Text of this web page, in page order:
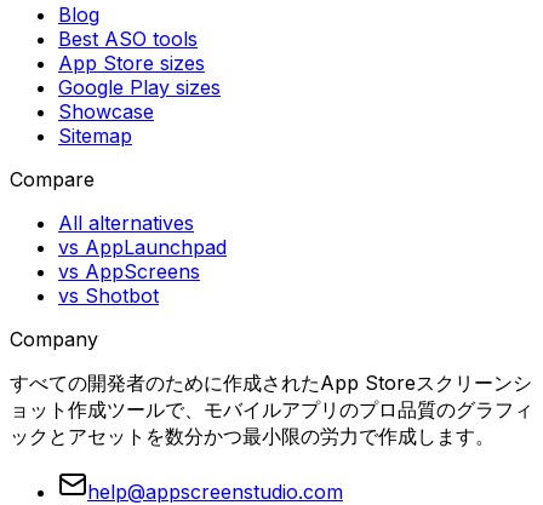
Blog
Best ASO tools
App Store sizes
Google Play sizes
Showcase
Sitemap
Compare
All alternatives
vs AppLaunchpad
vs AppScreens
vs Shotbot
Company
すべての開発者のために作成されたApp Storeスクリーンシ
ョット作成ツールで、モバイルアプリのプロ品質のグラフィ
ックとアセットを数分かつ最小限の労力で作成します。
help@appscreenstudio.com